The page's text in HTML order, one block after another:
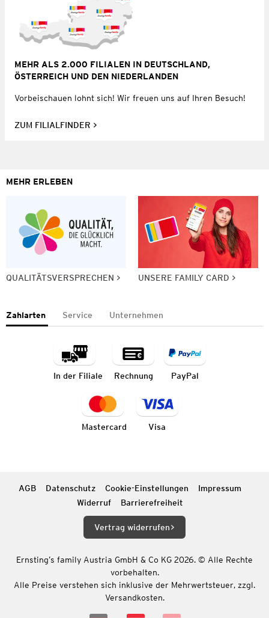
MEHR ALS 2.000 FILIALEN IN DEUTSCHLAND,
ÖSTERREICH UND DEN NIEDERLANDEN
Vorbeischauen lohnt sich! Wir freuen uns auf Ihren Besuch!
ZUM FILIALFINDER
MEHR ERLEBEN
QUALITÄTSVERSPRECHEN UNSERE FAMILY CARD
Zahlarten Service Unternehmen
In der Filiale Rechnung PayPal
Mastercard Visa
AGB Datenschutz Cookie-Einstellungen
Impressum
Widerruf
Barrierefreiheit
Vertrag widerrufen
Ernsting’s family Austria GmbH & Co KG 2026. © Alle Rechte
vorbehalten.
Alle Preise verstehen sich inklusive der Mehrwertsteuer, zzgl.
Versandkosten.